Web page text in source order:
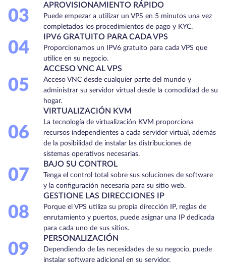
03
APROVISIONAMIENTO RÁPIDO
Puede empezar a utilizar un VPS en 5 minutos una vez
completados los procedimientos de pago y KYC.
04
IPV6 GRATUITO PARA CADA VPS
Proporcionamos un IPV6 gratuito para cada VPS que
utilice en su negocio.
05
ACCESO VNC AL VPS
Acceso VNC desde cualquier parte del mundo y
administrar su servidor virtual desde la comodidad de su
hogar.
06
VIRTUALIZACIÓN KVM
La tecnología de virtualización KVM proporciona
recursos independientes a cada servidor virtual, además
de la posibilidad de instalar las distribuciones de
sistemas operativos necesarias.
07
BAJO SU CONTROL
Tenga el control total sobre sus soluciones de software
y la configuración necesaria para su sitio web.
08
GESTIONE LAS DIRECCIONES IP
Porque el VPS utiliza su propia dirección IP, reglas de
enrutamiento y puertos, puede asignar una IP dedicada
para cada uno de sus sitios.
09
PERSONALIZACIÓN
Dependiendo de las necesidades de su negocio, puede
instalar software adicional en su servidor.